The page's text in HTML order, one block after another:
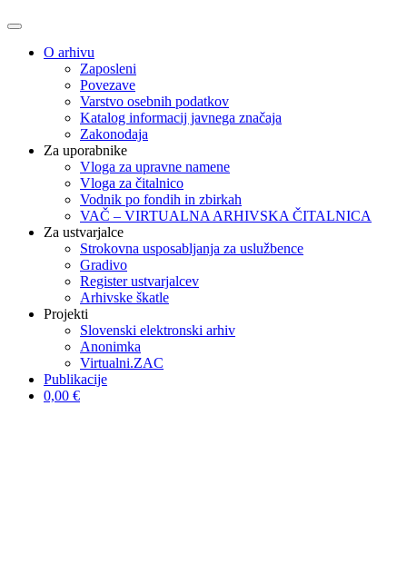
O arhivu
Zaposleni
Povezave
Varstvo osebnih podatkov
Katalog informacij javnega značaja
Zakonodaja
Za uporabnike
Vloga za upravne namene
Vloga za čitalnico
Vodnik po fondih in zbirkah
VAČ – VIRTUALNA ARHIVSKA ČITALNICA
Za ustvarjalce
Strokovna usposabljanja za uslužbence
Gradivo
Register ustvarjalcev
Arhivske škatle
Projekti
Slovenski elektronski arhiv
Anonimka
Virtualni.ZAC
Publikacije
0,00 €